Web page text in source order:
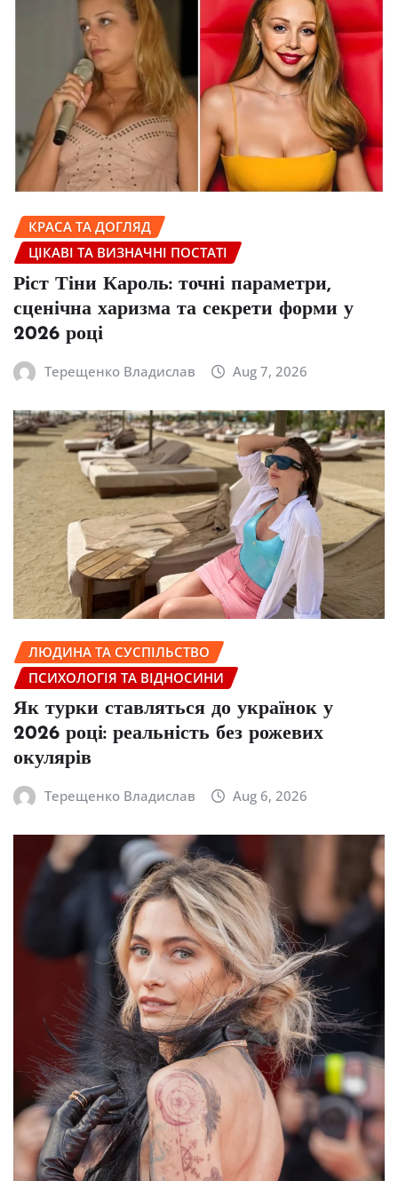
КРАСА ТА ДОГЛЯД
ЦІКАВІ ТА ВИЗНАЧНІ ПОСТАТІ
Ріст Тіни Кароль: точні параметри,
сценічна харизма та секрети форми у
2026 році
Терещенко Владислав Aug 7, 2026
ЛЮДИНА ТА СУСПІЛЬСТВО
ПСИХОЛОГІЯ ТА ВІДНОСИНИ
Як турки ставляться до українок у
2026 році: реальність без рожевих
окулярів
Терещенко Владислав Aug 6, 2026